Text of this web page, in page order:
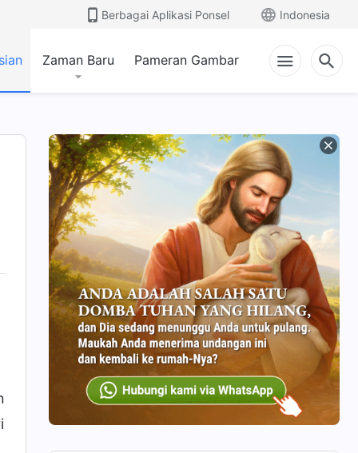
Berbagai Aplikasi Ponsel Indonesia
Zaman Baru Pameran Gambar